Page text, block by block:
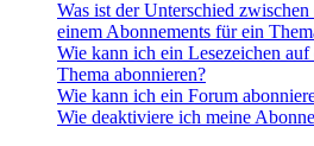
Was ist der Unterschied
einem Abonnements für ein
Wie kann ich ein Lesezeichen
Thema abonnieren?
Wie kann ich ein Forum
Wie deaktiviere ich meine